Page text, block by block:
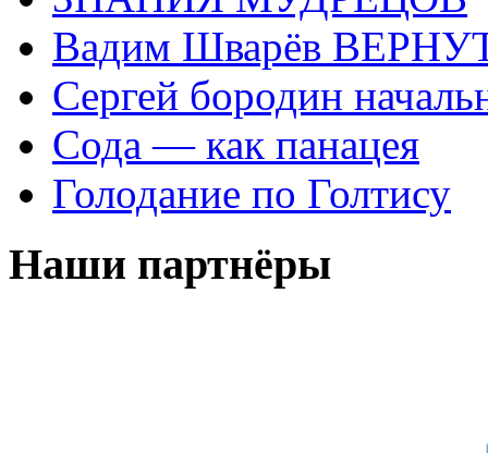
Вадим Шварёв
Сергей бородин
Сода — как панацея
Голодание по Голтису
Наши партнёры